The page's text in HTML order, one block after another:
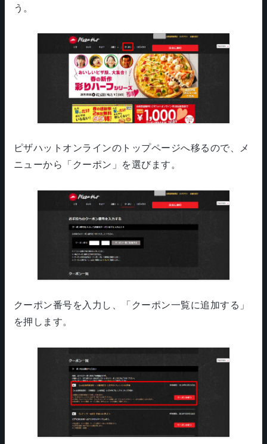
う。
ピザハットオンラインのトップページへ移るので、メ
ニューから「クーポン」を選びます。
クーポン番号を入力し、「クーポン一覧に追加する」
を押します。